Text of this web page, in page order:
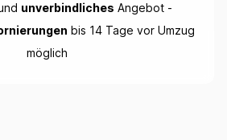
unverbindliches Angebot -
bis 14 Tage vor Umzug
möglich